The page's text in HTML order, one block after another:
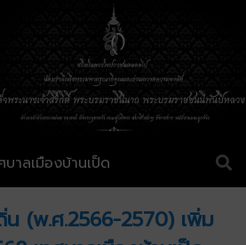
บาลเมืองบ้านเป็ด
(พ.ศ.2566-2570) เพิ่ม